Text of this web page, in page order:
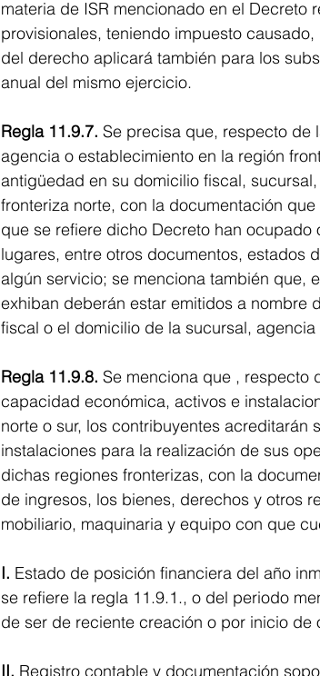
materia de ISR mencionado en el Decreto
provisionales, teniendo impuesto
del derecho aplicará también para los
anual del mismo ejercicio.
Regla 11.9.7. Se precisa que, respecto de
agencia o establecimiento en la región
antigüedad en su domicilio fiscal,
fronteriza norte, con la documentación
que se refiere dicho Decreto han
lugares, entre otros documentos, estados
algún servicio; se menciona también que,
exhiban deberán estar emitidos a nombre
fiscal o el domicilio de la sucursal,
Regla 11.9.8. Se menciona que , respecto
capacidad económica, activos e
norte o sur, los contribuyentes
instalaciones para la realización de sus
dichas regiones fronterizas, con la
de ingresos, los bienes, derechos y otros
mobiliario, maquinaria y equipo con que
I. Estado de posición financiera del año
se refiere la regla 11.9.1., o del periodo
de ser de reciente creación o por inicio de
II. Registro contable y documentación